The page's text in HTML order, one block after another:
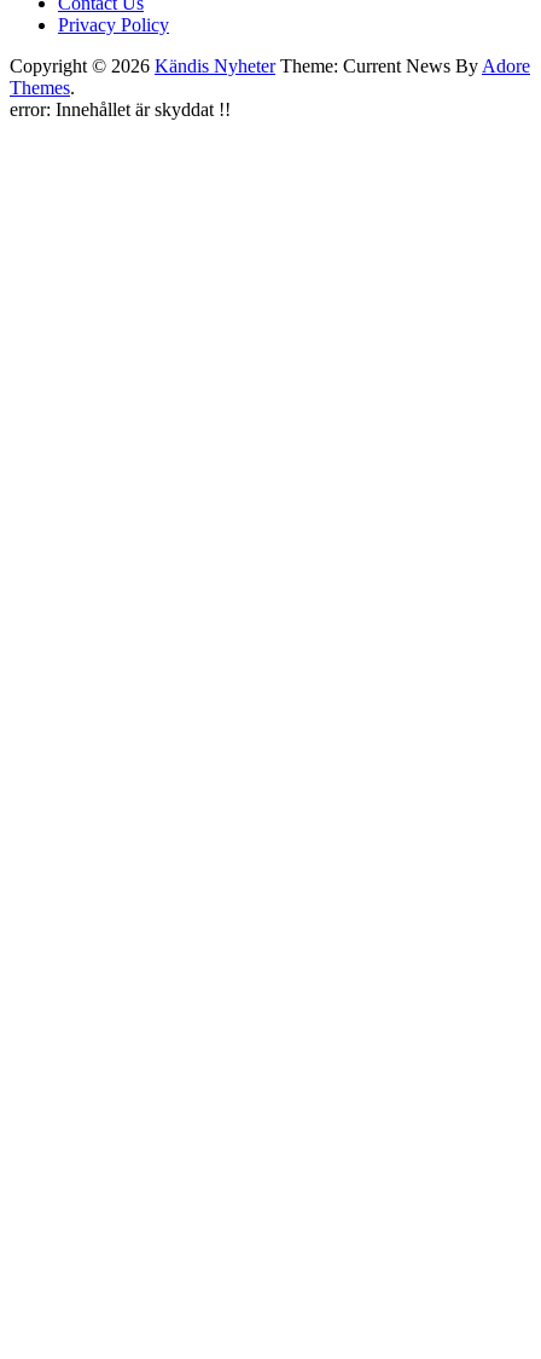
Privacy Policy
Copyright © 2026 Kändis NyheterTheme: Current News By Adore
Themes.
error: Innehållet är skyddat !!